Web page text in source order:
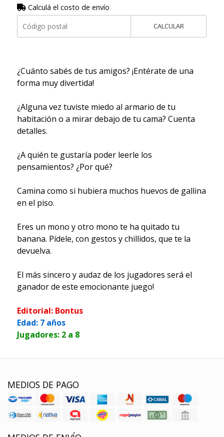
Calculá el costo de envío
CALCULAR
¿Cuánto sabés de tus amigos? ¡Entérate de una
forma muy divertida!
¿Alguna vez tuviste miedo al armario de tu
habitación o a mirar debajo de tu cama? Cuenta
detalles.
¿A quién te gustaría poder leerle los
pensamientos? ¿Por qué?
Camina como si hubiera muchos huevos de gallina
en el piso.
Eres un mono y otro mono te ha quitado tu
banana. Pídele, con gestos y chillidos, que te la
devuelva.
El más sincero y audaz de los jugadores será el
ganador de este emocionante juego!
Editorial: Bontus
Edad: 7 años
Jugadores: 2 a 8
MEDIOS DE PAGO